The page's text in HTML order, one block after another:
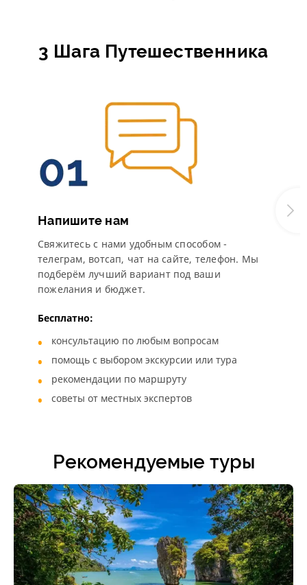
3 Шага Путешественника
Напишите нам
Свяжитесь с нами удобным способом -
телеграм, вотсап, чат на сайте, телефон. Мы
подберём лучший вариант под ваши
пожелания и бюджет.
Бесплатно:
консультацию по любым вопросам
помощь с выбором экскурсии или тура
рекомендации по маршруту
советы от местных экспертов
Рекомендуемые туры